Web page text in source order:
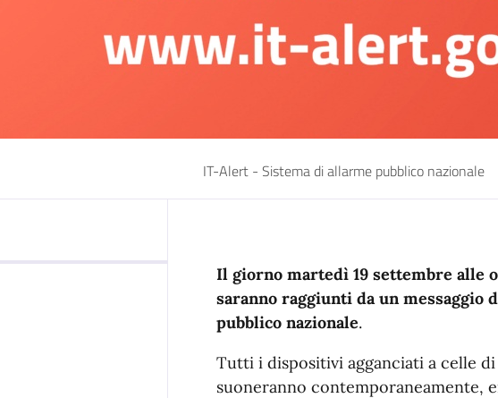
IT-Alert - Sistema di allarme pubblico nazionale
Il giorno martedì 19 settembre alle
saranno raggiunti da un
pubblico nazionale.
Tutti i dispositivi agganciati a celle
suoneranno contemporaneamente,